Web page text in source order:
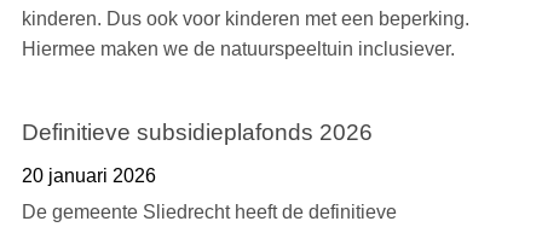
kinderen. Dus ook voor kinderen met een beperking.
Hiermee maken we de natuurspeeltuin inclusiever.
Definitieve subsidieplafonds 2026
20 januari 2026
De gemeente Sliedrecht heeft de definitieve